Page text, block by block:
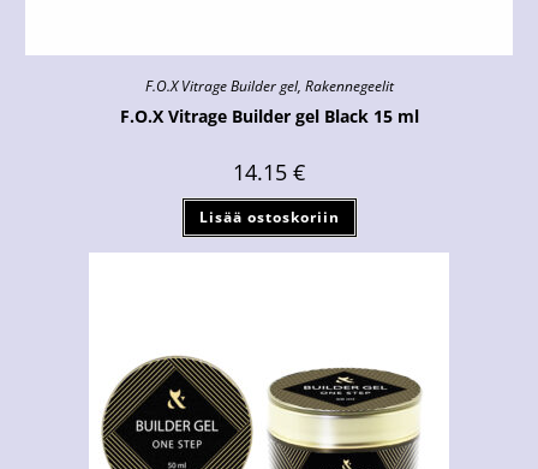
F.O.X Vitrage Builder gel, Rakennegeelit
F.O.X Vitrage Builder gel Black 15 ml
14.15 €
Lisää ostoskoriin